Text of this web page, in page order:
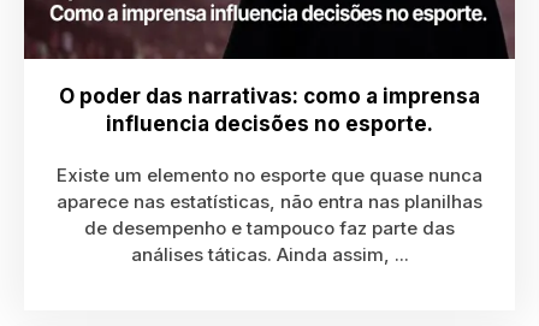
O poder das narrativas: como a imprensa
influencia decisões no esporte.
Existe um elemento no esporte que quase nunca
aparece nas estatísticas, não entra nas planilhas
de desempenho e tampouco faz parte das
análises táticas. Ainda assim, ...